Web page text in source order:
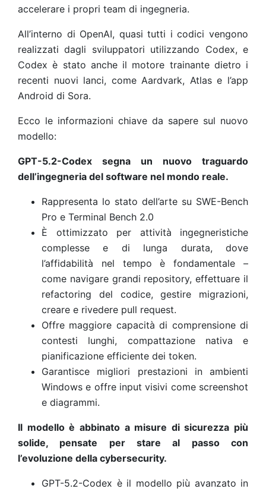
accelerare i propri team di ingegneria.
All’interno di OpenAI, quasi tutti i codici vengono
realizzati dagli sviluppatori utilizzando Codex, e
Codex è stato anche il motore trainante dietro i
recenti nuovi lanci, come Aardvark, Atlas e l’app
Android di Sora.
Ecco le informazioni chiave da sapere sul nuovo
modello:
GPT-5.2-Codex segna un nuovo traguardo
dell’ingegneria del software nel mondo reale.
Rappresenta lo stato dell’arte su SWE-Bench
Pro e Terminal Bench 2.0
È ottimizzato per attività ingegneristiche
complesse e di lunga durata, dove
l’affidabilità nel tempo è fondamentale –
come navigare grandi repository, effettuare il
refactoring del codice, gestire migrazioni,
creare e rivedere pull request.
Offre maggiore capacità di comprensione di
contesti lunghi, compattazione nativa e
pianificazione efficiente dei token.
Garantisce migliori prestazioni in ambienti
Windows e offre input visivi come screenshot
e diagrammi.
Il modello è abbinato a misure di sicurezza più
solide, pensate per stare al passo con
l’evoluzione della cybersecurity.
GPT-5.2-Codex è il modello più avanzato in